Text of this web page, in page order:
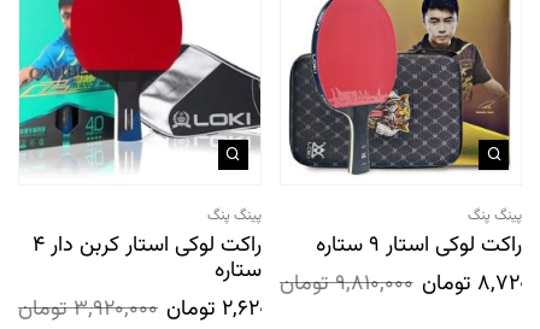
پینگ پنگ
راکت لوکی استار 9 ستاره
9,810,000تومان تومان
پینگ پنگ
راکت لوکی استار کربن دار 4
ستاره
3,920,000تومان 2,620,000 تومان